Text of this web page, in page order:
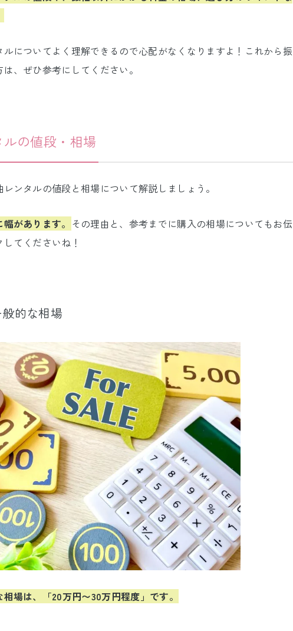
ルについてよく理解できるので心配がなくなりますよ！これから振
、ぜひ参考にしてください。
の値段・相場
ンタルの値段と相場について解説しましょう。
があります。 その理由と、参考までに購入の相場についてもお伝
てくださいね！
的な相場
場は、「20万円〜30万円程度」です。